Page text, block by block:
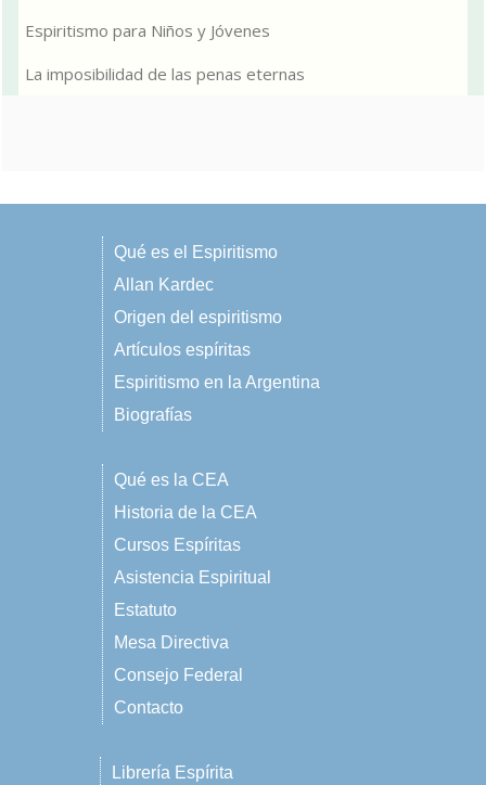
Espiritismo para Niños y Jóvenes
La imposibilidad de las penas eternas
Qué es el Espiritismo
Allan Kardec
Origen del espiritismo
Artículos espíritas
Espiritismo en la Argentina
Biografías
Qué es la CEA
Historia de la CEA
Cursos Espíritas
Asistencia Espiritual
Estatuto
Mesa Directiva
Consejo Federal
Contacto
Librería Espírita